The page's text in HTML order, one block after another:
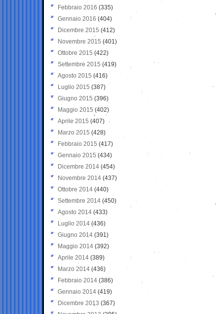
Febbraio 2016 (335)
Gennaio 2016 (404)
Dicembre 2015 (412)
Novembre 2015 (401)
Ottobre 2015 (422)
Settembre 2015 (419)
Agosto 2015 (416)
Luglio 2015 (387)
Giugno 2015 (396)
Maggio 2015 (402)
Aprile 2015 (407)
Marzo 2015 (428)
Febbraio 2015 (417)
Gennaio 2015 (434)
Dicembre 2014 (454)
Novembre 2014 (437)
Ottobre 2014 (440)
Settembre 2014 (450)
Agosto 2014 (433)
Luglio 2014 (436)
Giugno 2014 (391)
Maggio 2014 (392)
Aprile 2014 (389)
Marzo 2014 (436)
Febbraio 2014 (386)
Gennaio 2014 (419)
Dicembre 2013 (367)